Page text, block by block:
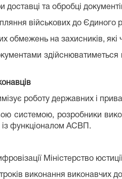
доставці та обробці
військових до Єдиного
обмежень на захисників,
роботу державних і
системою, розробники
із функціоналом АСВП.
Міністерство
виконання виконавчих